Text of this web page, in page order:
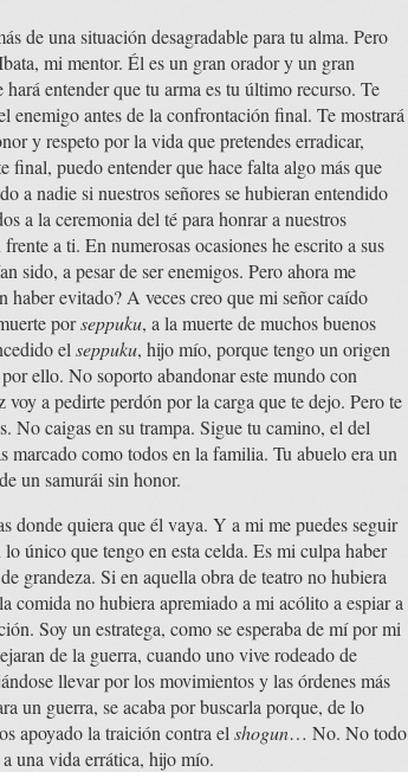
de una situación desagradable para tu alma. Pero
mi mentor. Él es un gran orador y un gran
entender que tu arma es tu último recurso. Te
enemigo antes de la confrontación final. Te mostrará
y respeto por la vida que pretendes erradicar,
puedo entender que hace falta algo más que
a nadie si nuestros señores se hubieran entendido
a la ceremonia del té para honrar a nuestros
a ti. En numerosas ocasiones he escrito a sus
sido, a pesar de ser enemigos. Pero ahora me
haber evitado? A veces creo que mi señor caído
porseppuku, a la muerte de muchos buenos
el seppuku, hijo mío, porque tengo un origen
ello. No soporto abandonar este mundo con
a pedirte perdón por la carga que te dejo. Pero te
No caigas en su trampa. Sigue tu camino, el del
marcado como todos en la familia. Tu abuelo era un
un samurái sin honor.
donde quiera que él vaya. Y a mi me puedes seguir
único que tengo en esta celda. Es mi culpa haber
grandeza. Si en aquella obra de teatro no hubiera
comida no hubiera apremiado a mi acólito a espiar a
Soy un estratega, como se esperaba de mí por mi
de la guerra, cuando uno vive rodeado de
llevar por los movimientos y las órdenes más
un guerra, se acaba por buscarla porque, de lo
apoyado la traición contra el shogun… No. No todo
una vida errática, hijo mío.